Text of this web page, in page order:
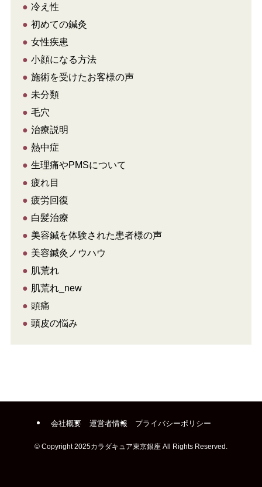
● 冷え性
● 初めての鍼灸
● 女性疾患
● 小顔になる方法
● 施術を受けたお客様の声
● 未分類
● 毛穴
● 治療説明
● 熱中症
● 生理痛やPMSについて
● 疲れ目
● 疲労回復
● 白髪治療
● 美容鍼を体験された患者様の声
● 美容鍼灸ノウハウ
● 肌荒れ
● 肌荒れ_new
● 頭痛
● 頭皮の悩み
会社概要 運営者情報 プライバシーポリシー
© Copyright 2025カラダキュア東京銀座 All Rights Reserved.